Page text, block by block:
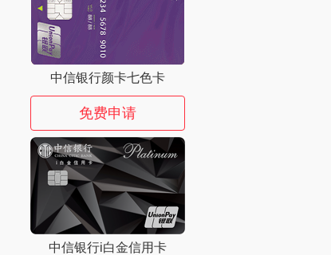
中信银行颜卡七色卡
免费申请
中信银行i白金信用卡